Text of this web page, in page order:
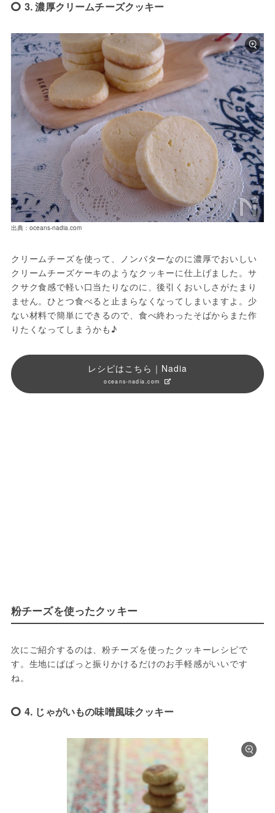
3. 濃厚クリームチーズクッキー
出典：oceans-nadia.com
クリームチーズを使って、ノンバターなのに濃厚でおいしい
クリームチーズケーキのようなクッキーに仕上げました。サ
クサク食感で軽い口当たりなのに、後引くおいしさがたまり
ません。ひとつ食べると止まらなくなってしまいますよ。少
ない材料で簡単にできるので、食べ終わったそばからまた作
りたくなってしまうかも♪
レシピはこちら｜Nadia
oceans-nadia.com
粉チーズを使ったクッキー
次にご紹介するのは、粉チーズを使ったクッキーレシピで
す。生地にぱぱっと振りかけるだけのお手軽感がいいです
ね。
4. じゃがいもの味噌風味クッキー